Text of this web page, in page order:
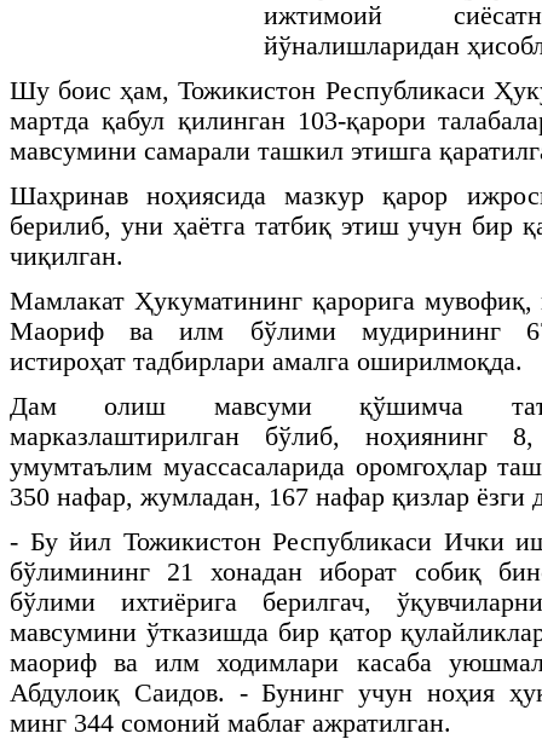
ижтимоий
йўналишларидан
Шу боис ҳам, Тожикистон Республикаси
мартда қабул қилинган 103-қарори
мавсумини самарали ташкил этишга
Шаҳринав ноҳиясида мазкур қарор
берилиб, уни ҳаётга татбиқ этиш учун бир
чиқилган.
Мамлакат Ҳукуматининг қарорига мувофиқ,
Маориф ва илм бўлими мудирининг 67-
истироҳат тадбирлари амалга оширилмоқда.
Дам олиш мавсуми қўшимча
марказлаштирилган бўлиб, ноҳиянинг
умумтаълим муассасаларида оромгоҳлар
350 нафар, жумладан, 167 нафар қизлар
- Бу йил Тожикистон Республикаси Ички
бўлимининг 21 хонадан иборат собиқ
бўлими ихтиёрига берилгач,
мавсумини ўтказишда бир қатор
маориф ва илм ходимлари касаба
Абдулоиқ Саидов. - Бунинг учун ноҳия
минг 344 сомоний маблағ ажратилган.